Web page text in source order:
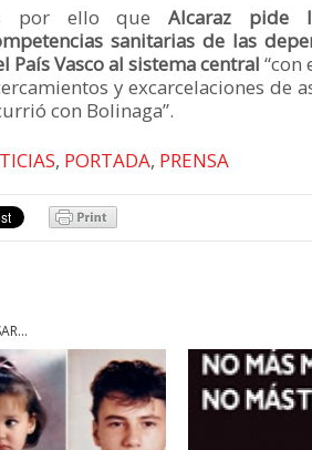
por ello queAlcaraz pide
sanitarias de las
País Vasco al sistema central “con
y excarcelaciones de
con Bolinaga”.
, PORTADA, PRENSA